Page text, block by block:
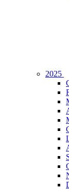
2025